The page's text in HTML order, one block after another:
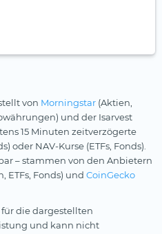
von Morningstar (Aktien,
und der Isarvest
15 Minuten zeitverzögerte
oder NAV-Kurse (ETFs, Fonds).
– stammen von den Anbietern
ETFs, Fonds) und CoinGecko
die dargestellten
und kann nicht